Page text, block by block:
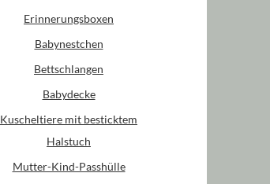
Erinnerungsboxen
Babynestchen
Bettschlangen
Babydecke
Kuscheltiere mit besticktem
Halstuch
Mutter-Kind-Passhülle